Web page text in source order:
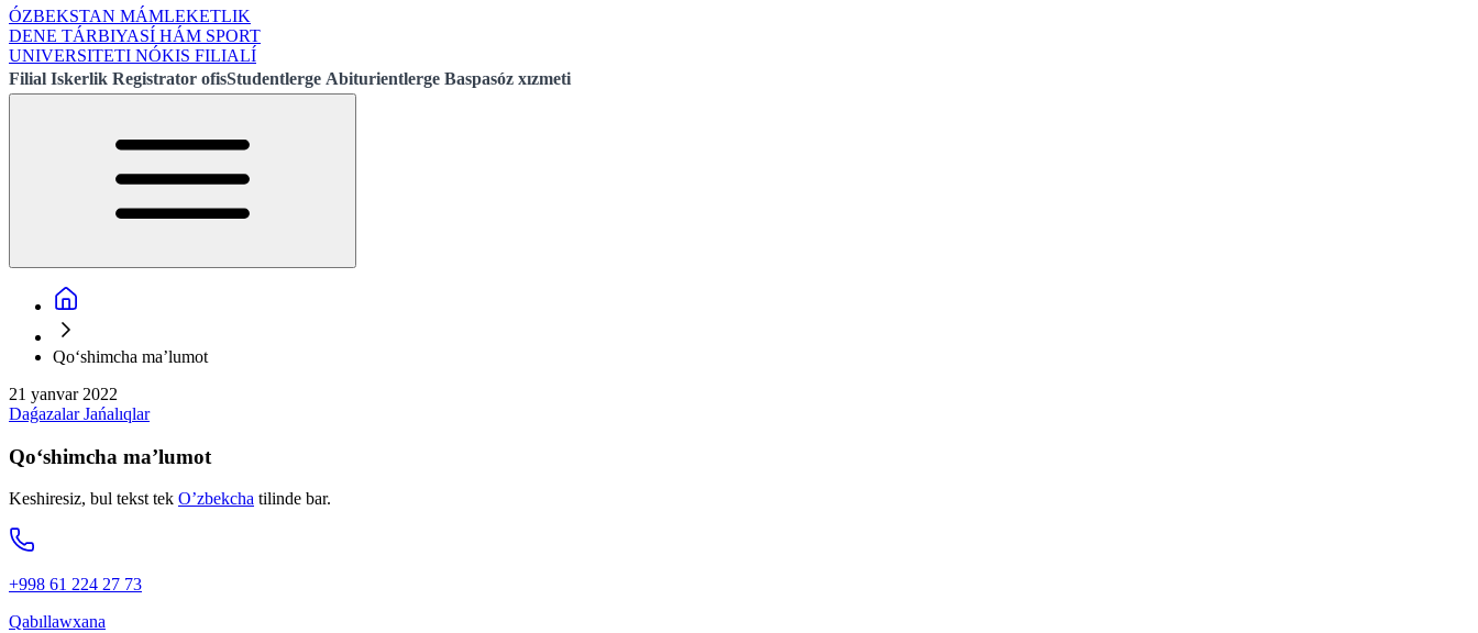
ÓZBEKSTAN MÁMLEKETLIK
DENE TÁRBIYASÍ HÁM SPORT
UNIVERSITETI NÓKIS FILIALÍ
Filial Iskerlik Registrator ofisStudentlerge Abiturientlerge Baspasóz xızmeti
Qoʻshimcha maʼlumot
21 yanvar 2022
DaǵazalarJańalıqlar
Qoʻshimcha maʼlumot
Keshiresiz, bul tekst tek O’zbekcha tilinde bar.
+998 61 224 27 73
Qabıllawxana